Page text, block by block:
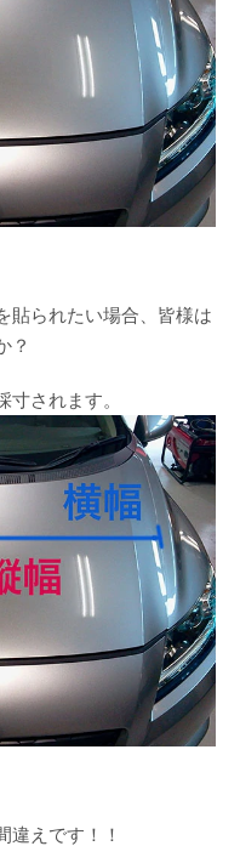
貼られたい場合、皆様は
？
されます。
違えです！！